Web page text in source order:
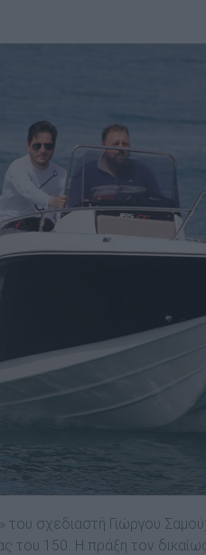
σχεδιαστή Γιώργου
του 150. Η πράξη τον